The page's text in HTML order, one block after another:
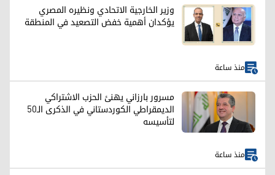
وزير الخارجية الاتحادي ونظيره المصري
يؤكدان أهمية خفض التصعيد في المنطقة
منذ ساعة
مسرور بارزاني يهنئ الحزب الاشتراكي
الديمقراطي الكوردستاني في الذكرى الـ50
لتأسيسه
منذ ساعة